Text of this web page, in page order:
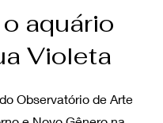
aquário
Violeta
Observatório de Arte